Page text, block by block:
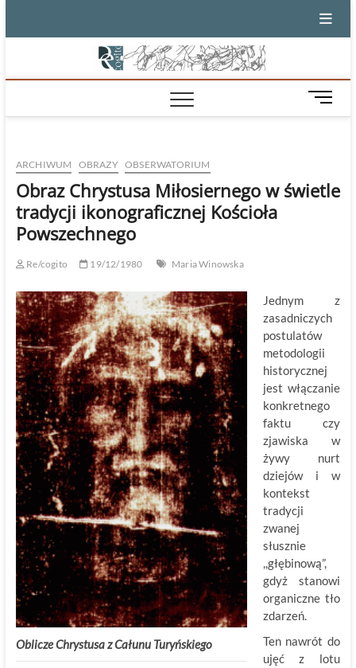
M
e
u
t
ARCHIWUM OBRAZY OBSERWATORIUM
Obraz Chrystusa Miłosiernego w świetle
tradycji ikonograficznej Kościoła
Powszechnego
Re/cogito 19/12/1980 Maria Winowska
Oblicze Chrystusa z Całunu Turyńskiego
Jednym z
zasadniczych
postulatów
metodologii
historycznej
jest włączanie
konkretnego
faktu czy
zjawiska w
żywy nurt
dziejów i w
kontekst
tradycji
zwanej
słusznie
,,głębinową”,
gdyż stanowi
organiczne tło
zdarzeń.
Ten nawrót do
ujęć z lotu